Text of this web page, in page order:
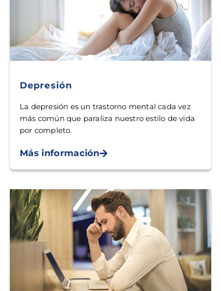
Depresión
La depresión es un trastorno mental cada vez
más común que paraliza nuestro estilo de vida
por completo.
Más información